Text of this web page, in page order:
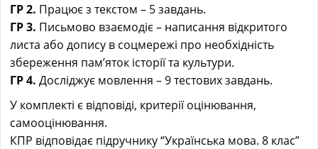
ГР 2. Працює з текстом – 5 завдань.
ГР 3. Письмово взаємодіє – написання відкритого
листа або допису в соцмережі про необхідність
збереження пам’яток історії та культури.
ГР 4. Досліджує мовлення – 9 тестових завдань.
У комплекті є відповіді, критерії оцінювання,
самооцінювання.
КПР відповідає підручнику “Українська мова. 8 клас”